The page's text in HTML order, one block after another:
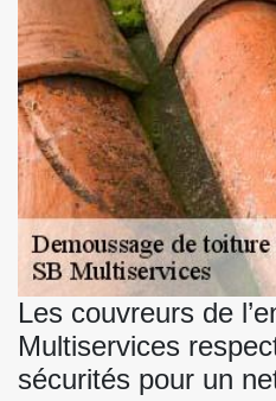
Les couvreurs de
Multiservices
sécurités pour un